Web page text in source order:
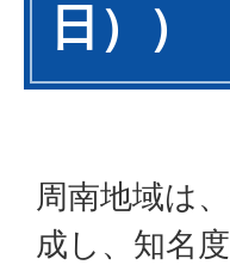
日））
周南地域は
成し、知名